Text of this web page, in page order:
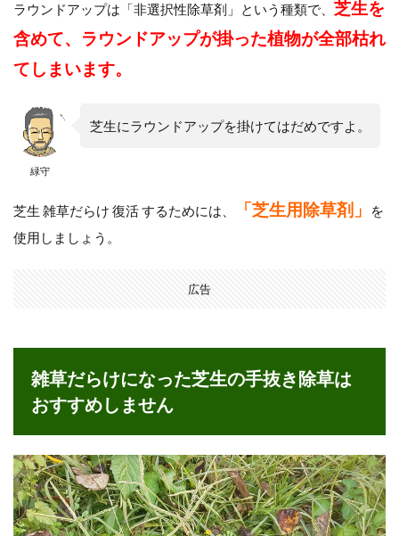
注
意
点
ラウンドアップは「非選択性除草剤」という種類で、 芝生を
含めて、ラウンドアップが掛った植物が全部枯れ
てしまいます。
緑守
芝生にラウンドアップを掛けてはだめですよ。
芝生 雑草だらけ 復活 するためには、 「芝生用除草剤」
を
使用しましょう。
広告
雑草だらけになった芝生の手抜き除草は
おすすめしません